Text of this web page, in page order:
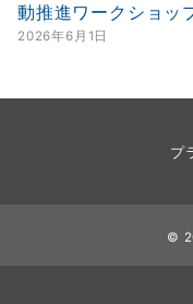
動推進ワークショッ
2026年6月1日
プ
©